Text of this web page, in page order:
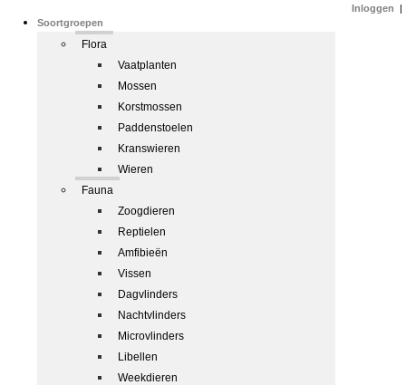
Soortgroepen
Flora
Vaatplanten
Mossen
Korstmossen
Paddenstoelen
Kranswieren
Wieren
Fauna
Zoogdieren
Reptielen
Amfibieën
Vissen
Dagvlinders
Nachtvlinders
Microvlinders
Libellen
Weekdieren
Inloggen |